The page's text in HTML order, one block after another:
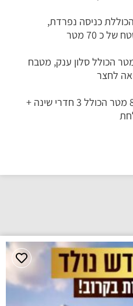
כניסה נפרדת,
70 מטר
בגודל של כ - 80 מטר הכולל סלון ענק, מטבח
לחצר
חלל החדרים בגודל של כ - 80 מטר הכולל 3 חדרי שינה +